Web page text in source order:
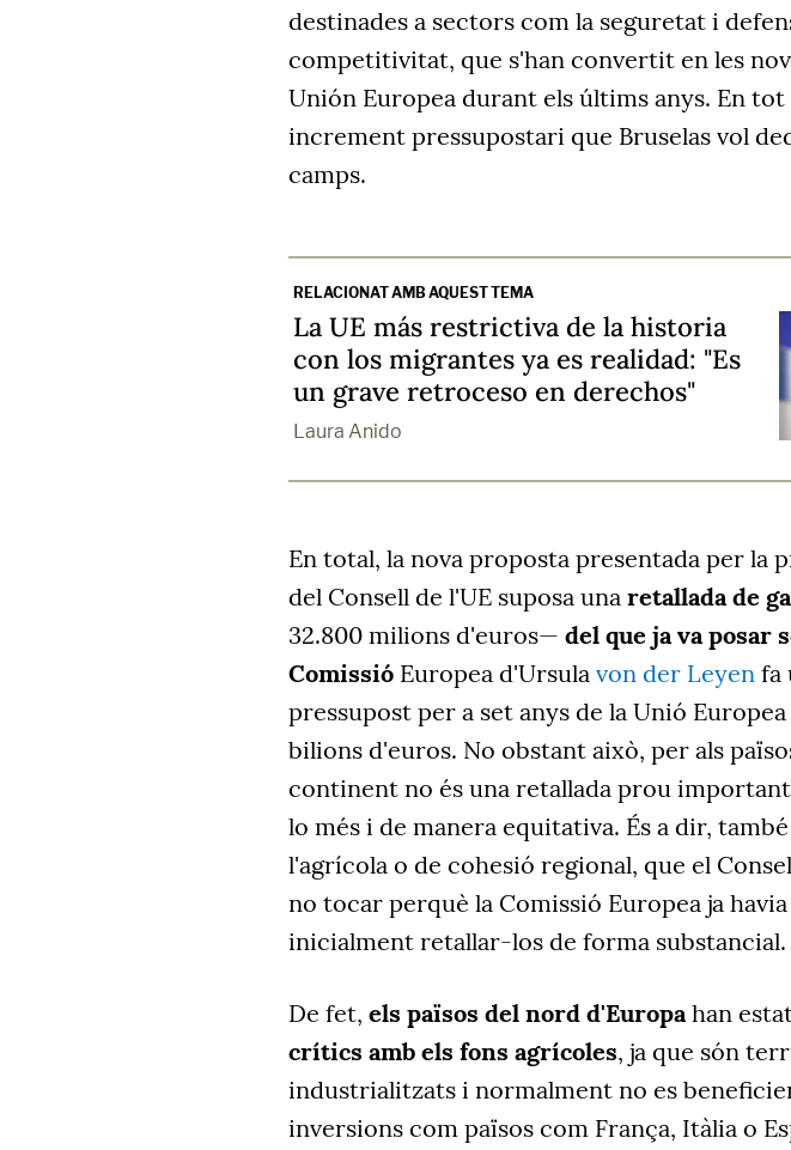
destinades a sectors com la seguretat i
competitivitat, que s'han convertit en les
Unión Europea durant els últims anys. En tot
increment pressupostari que Bruselas vol
camps.
RELACIONAT AMB AQUEST TEMA
La UE más restrictiva de la historia
con los migrantes ya es realidad: "Es
un grave retroceso en derechos"
Laura Anido
En total, la nova proposta presentada per la
del Consell de l'UE suposa una retallada de
32.800 milions d'euros— del que ja va posar
Comissió Europea d'Ursula von der Leyen fa
pressupost per a set anys de la Unió Europea
bilions d'euros. No obstant això, per als
continent no és una retallada prou
lo més i de manera equitativa. És a dir,
l'agrícola o de cohesió regional, que el
no tocar perquè la Comissió Europea ja
inicialment retallar-los de forma substancial.
De fet, els països del nord d'Europahan
crítics amb els fons agrícoles, ja que són
industrialitzats i normalment no es
inversions com països com França, Itàlia o